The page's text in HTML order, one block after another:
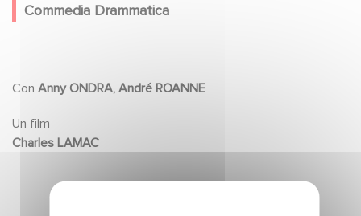
Commedia Drammatica
Con Anny ONDRA, André ROANNE
Un film
Charles LAMAC